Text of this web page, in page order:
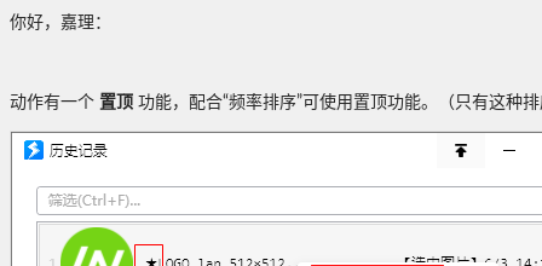
你好，嘉理：
动作有一个 置顶 功能，配合“频率排序”可使用置顶功能。（只有这种